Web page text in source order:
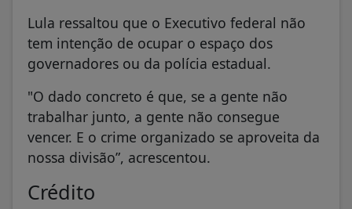
Lula ressaltou que o Executivo federal não
tem intenção de ocupar o espaço dos
governadores ou da polícia estadual.
"O dado concreto é que, se a gente não
trabalhar junto, a gente não consegue
vencer. E o crime organizado se aproveita da
nossa divisão”, acrescentou.
Crédito